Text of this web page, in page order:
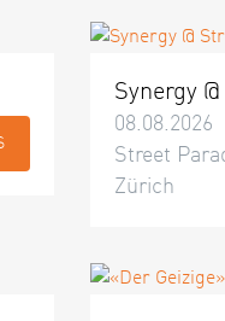
Synergy
08.08.2026
Street
Zürich